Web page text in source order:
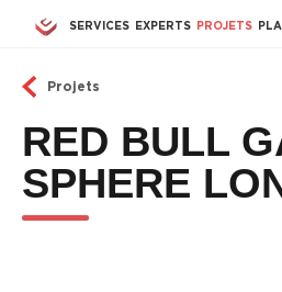
Aller au contenu
SERVICES EXPERTS PROJETS
Projets
RED BULL
SPHERE